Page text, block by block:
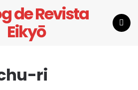
de Revista
Eikyō
ri